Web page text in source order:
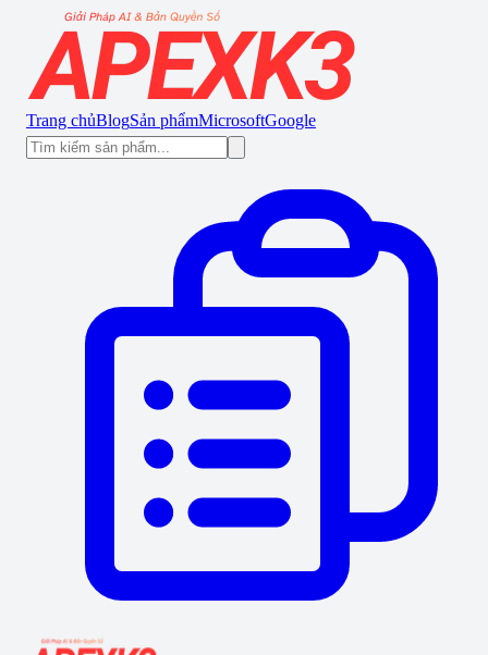
Trang chủBlogSản phẩmMicrosoftGoogle